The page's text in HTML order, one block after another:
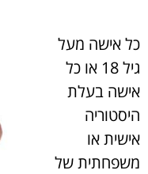
כל אישה מעל
גיל 18 או כל
אישה בעלת
היסטוריה
אישית או
משפחתית של